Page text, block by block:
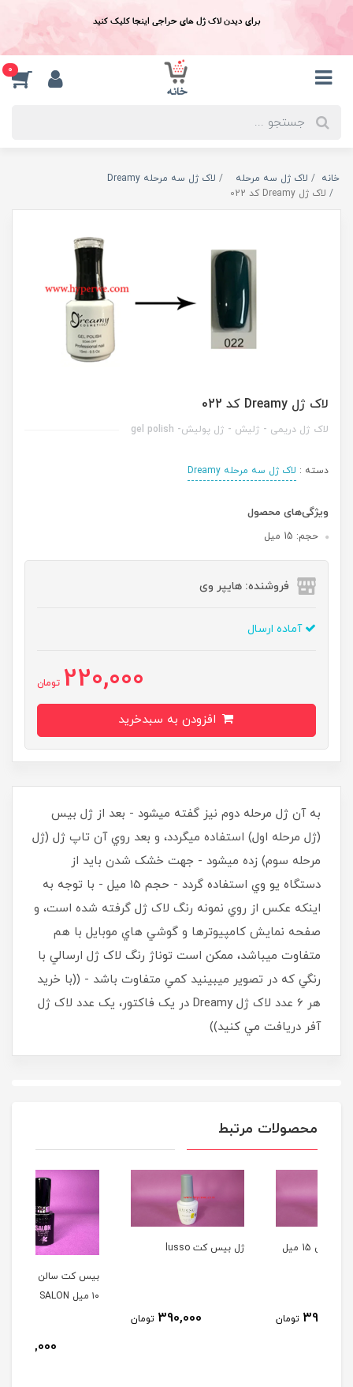
برای دیدن لاک ژل های حراجی اینجا کلیک کنید
0
خانه لاک ژل سه مرحله
لاک ژل سه مرحله Dreamy
لاک ژل Dreamy کد 022
لاک ژل Dreamy کد 022
لاک ژل دریمی - ژلیش - ژل پولیش- gel polish
دسته : لاک ژل سه مرحله Dreamy
ویژگی‌های محصول
حجم: 15 میل
فروشنده: هایپر وی
آماده ارسال
220,000 تومان
به آن ژل مرحله دوم نيز گفته ميشود - بعد از ژل بيس
(ژل مرحله اول) استفاده ميگردد، و بعد روي آن تاپ ژل (ژل
مرحله سوم) زده ميشود - جهت خشک شدن بايد از
دستگاه يو وي استفاده گردد - حجم 15 ميل - با توجه به
اينکه عکس از روي نمونه رنگ لاک ژل گرفته شده است، و
صفحه نمايش کامپيوترها و گوشي هاي موبايل با هم
متفاوت ميباشد، ممکن است توناژ رنگ لاک ژل ارسالي با
رنگي که در تصوير ميبينيد کمي متفاوت باشد - ((با خريد
هر 6 عدد لاک ژل Dreamy در يک فاکتور، يک عدد لاک ژل
آفر دريافت مي کنيد))
محصولات مرتبط
ژل بيس کت lusso
تومان
بیس کت سالن ( بیس ژل )
تومان